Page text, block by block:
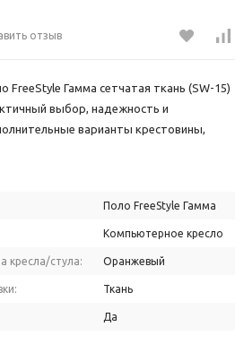
отзыв
Гамма сетчатая ткань (SW-15)
выбор, надежность и
варианты крестовины,
Поло FreeStyle Гамма
Компьютерное кресло
кресла/стула: Оранжевый
Ткань
Да